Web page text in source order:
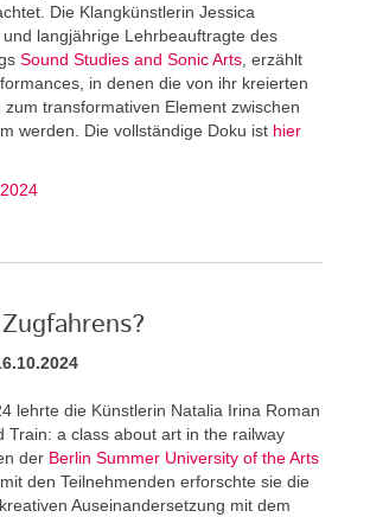
Die Klangkünstlerin Jessica
und langjährige Lehrbeauftragte des
Sound Studies and Sonic Arts , erzählt
in denen die von ihr kreierten
zum transformativen Element zwischen
werden. Die vollständige Doku ist hier
lehrte die Künstlerin Natalia Irina Roman
Train: a class about art in the railway
der Berlin Summer University of the Arts
mit den Teilnehmenden erforschte sie die
Auseinandersetzung mit dem